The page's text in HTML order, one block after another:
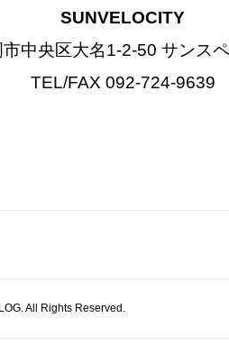
SUNVELOCITY
中央区大名1-2-50 サンス
TEL/FAX 092-724-9639
All Rights Reserved.